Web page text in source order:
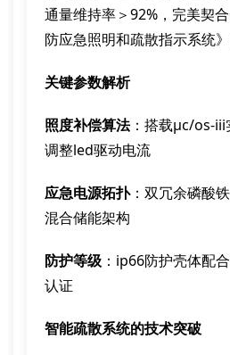
通量维持率＞92%，完美契
防应急照明和疏散指示系统》
关键参数解析
照度补偿算法：搭载μc/os-iii
调整led驱动电流
应急电源拓扑：双冗余磷酸
混合储能架构
防护等级 ：ip66防护壳体配
认证
智能疏散系统的技术突破